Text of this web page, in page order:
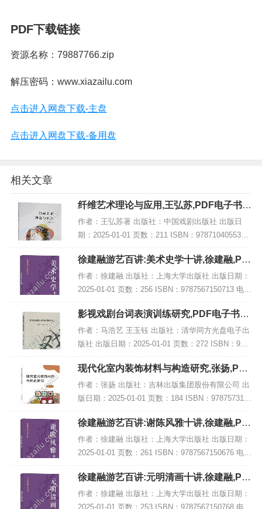
PDF下载链接
资源名称：79887766.zip
解压密码：www.xiazailu.com
点击进入网盘下载-主盘
点击进入网盘下载-备用盘
相关文章
纤维艺术理论与应用,王弘苏,PDF电子书下
载,网盘资源
作者：王弘苏著 出版社：中国戏剧出版社 出版日
期：2025-01-01 页数：211 ISBN：9787104055334
电子书大小：244MB [高清扫描版PDF格式] 内容简
介 该书结...
徐建融游艺百讲:美术史学十讲,徐建融,PD
F电子书网盘下载
作者：徐建融 出版社：上海大学出版社 出版日期：
2025-01-01 页数：256 ISBN：9787567150713 电子
书大小：217MB [高清扫描版PDF格式] 内容简介 在
《徐建...
影视戏剧台词表演训练研究,PDF电子书下
载,网盘资源
作者：马浩艺 王玉钰 出版社：清华同方光盘电子出
版社 出版日期：2025-01-01 页数：272 ISBN：978
7547065402 电子书大小：232MB [高清扫描版PDF
格式] 内...
现代化室内装饰材料与构造研究,张扬,PDF
电子书网盘下载
作者：张扬 出版社：吉林出版集团股份有限公司 出
版日期：2025-01-01 页数：184 ISBN：978757315
5016 电子书大小：218MB [高清扫描版PDF格式] 内
容简介...
徐建融游艺百讲:谢陈风雅十讲,徐建融,PD
F电子书网盘下载
作者：徐建融 出版社：上海大学出版社 出版日期：
2025-01-01 页数：261 ISBN：9787567150676 电子
书大小：183MB [高清扫描版PDF格式] 内容简介 在
徐建融...
徐建融游艺百讲:元明清画十讲,徐建融,PD
F电子书网盘下载
作者：徐建融 出版社：上海大学出版社 出版日期：
2025-01-01 页数：253 ISBN：9787567150768 电子